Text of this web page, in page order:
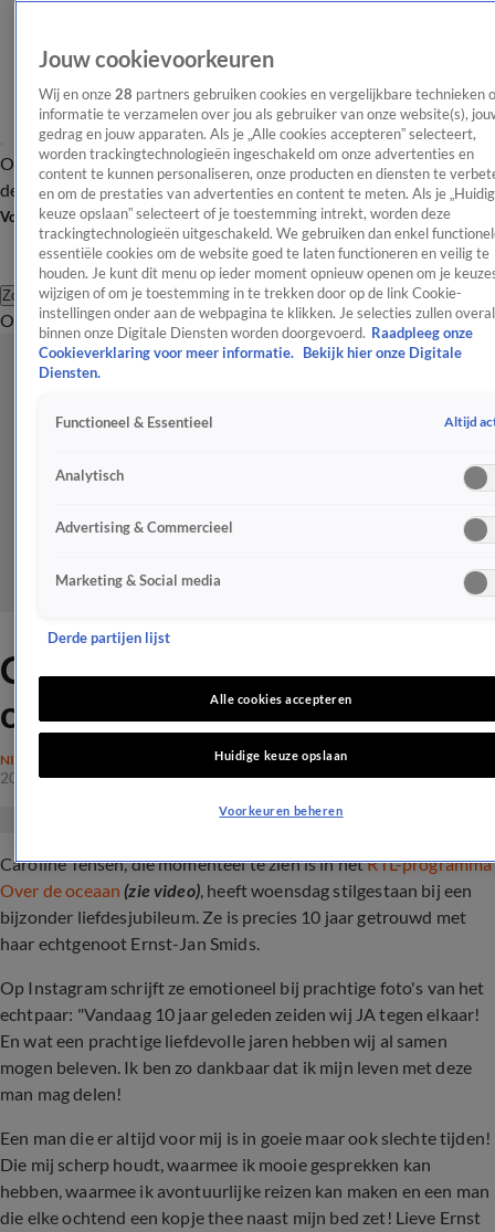
OverzichtAfleveringen Entertainment TV Algemeen
Tip
de redactieNieuwsbrief
Volg Shownieuws
Zoeken
OverzichtEntertainmentSpraakmakendRealityCrimeVideo's
Caroline Tensen emotioneel
over echtgenoot
NIEUWS
20 juni 2024, 12:29
Caroline Tensen, die momenteel te zien is in hetRTL-programma
Over de oceaan (zie video), heeft woensdag stilgestaan bij een
bijzonder liefdesjubileum. Ze is precies 10 jaar getrouwd met
haar echtgenoot Ernst-Jan Smids.
Op Instagram schrijft ze emotioneel bij prachtige foto's van het
echtpaar: "Vandaag 10 jaar geleden zeiden wij JA tegen elkaar!
En wat een prachtige liefdevolle jaren hebben wij al samen
mogen beleven. Ik ben zo dankbaar dat ik mijn leven met deze
man mag delen!
Een man die er altijd voor mij is in goeie maar ook slechte tijden!
Die mij scherp houdt, waarmee ik mooie gesprekken kan
hebben, waarmee ik avontuurlijke reizen kan maken en een man
die elke ochtend een kopje thee naast mijn bed zet! Lieve Ernst
Jouw cookievoorkeuren
Wij en onze 28 partners gebruiken cookies en vergelijkbare technieken
informatie te verzamelen over jou als gebruiker van onze website(s),
gedrag en jouw apparaten. Als je „Alle cookies accepteren” selecteert,
worden trackingtechnologieën ingeschakeld om onze advertenties en
content te kunnen personaliseren, onze producten en diensten te
en om de prestaties van advertenties en content te meten. Als je
keuze opslaan” selecteert of je toestemming intrekt, worden deze
trackingtechnologieën uitgeschakeld. We gebruiken dan enkel
essentiële cookies om de website goed te laten functioneren en veilig te
houden. Je kunt dit menu op ieder moment opnieuw openen om je
wijzigen of om je toestemming in te trekken door op de link Cookie-
instellingen onder aan de webpagina te klikken. Je selecties zullen overal
binnen onze Digitale Diensten worden doorgevoerd. Raadpleeg onze
Cookieverklaring voor meer informatie.
Bekijk hier onze Digitale
Diensten.
Functioneel & Essentieel Altijd
Analytisch
Advertising & Commercieel
Marketing & Social media
Derde partijen lijst
Alle cookies accepteren
Huidige keuze opslaan
Voorkeuren beheren